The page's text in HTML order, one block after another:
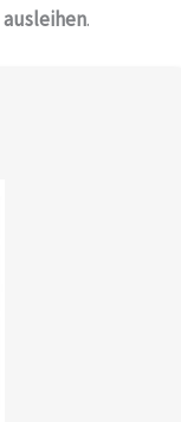
ausleihen.